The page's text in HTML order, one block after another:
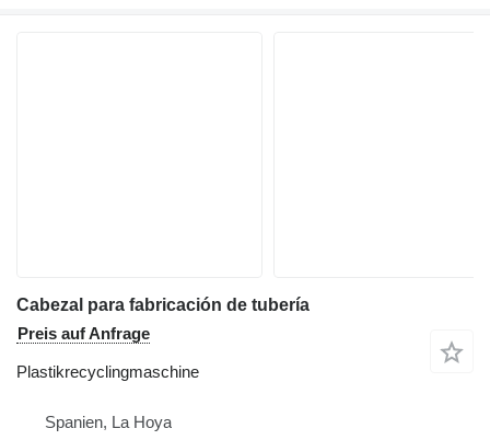
Cabezal para fabricación de tubería
Preis auf Anfrage
Plastikrecyclingmaschine
Spanien, La Hoya